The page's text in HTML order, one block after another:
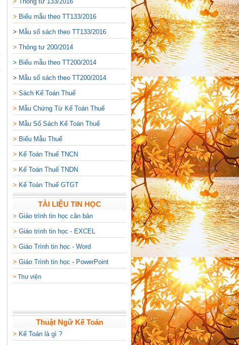
> Biểu mẫu theo TT133/2016
> Mẫu sổ sách theo TT133/2016
> Thông tư 200/2014
> Biểu mẫu theo TT200/2014
> Mẫu sổ sách theo TT200/2014
> Sách Kế Toán Thuế
> Mẫu Chứng Từ Kế Toán Thuế
> Mẫu Sổ Sách Kế Toán Thuế
> Biểu Mẫu Thuế
> Kế Toán Thuế TNCN
> Kế Toán Thuế TNDN
> Kế Toán Thuế GTGT
TÀI LIỆU TIN HỌC
> Giáo trình tin học căn bản
> Giáo trình tin học - EXCEL
> Giáo Trình tin học - Word
> Giáo Trình tin học - PowerPoint
> Thư viện
Thuật Ngữ Kế Toán
> Kế Toán là gì ?